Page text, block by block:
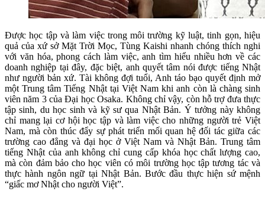
Được học tập và làm việc trong môi trường kỹ luật, tinh gọn, hiệu
quả của xứ sở Mặt Trời Mọc, Tùng Kaishi nhanh chóng thích nghi
với văn hóa, phong cách làm việc, anh tìm hiểu nhiều hơn về các
doanh nghiệp tại đây, đặc biệt, anh quyết tâm nói được tiếng Nhật
như người bản xứ. Tài không đợi tuổi, Anh táo bạo quyết định mở
một Trung tâm Tiếng Nhật tại Việt Nam khi anh còn là chàng sinh
viên năm 3 của Đại học Osaka. Không chỉ vậy, còn hỗ trợ đưa thực
tập sinh, du học sinh và kỹ sư qua Nhật Bản. Ý tưởng này không
chỉ mang lại cơ hội học tập và làm việc cho những người trẻ Việt
Nam, mà còn thúc đẩy sự phát triển mối quan hệ đối tác giữa các
trường cao đẳng và đại học ở Việt Nam và Nhật Bản. Trung tâm
tiếng Nhật của anh không chỉ cung cấp khóa học chất lượng cao,
mà còn đảm bảo cho học viên có môi trường học tập tương tác và
thực hành ngôn ngữ tại Nhật Bản. Bước đầu thực hiện sứ mệnh
“giấc mơ Nhật cho người Việt”.